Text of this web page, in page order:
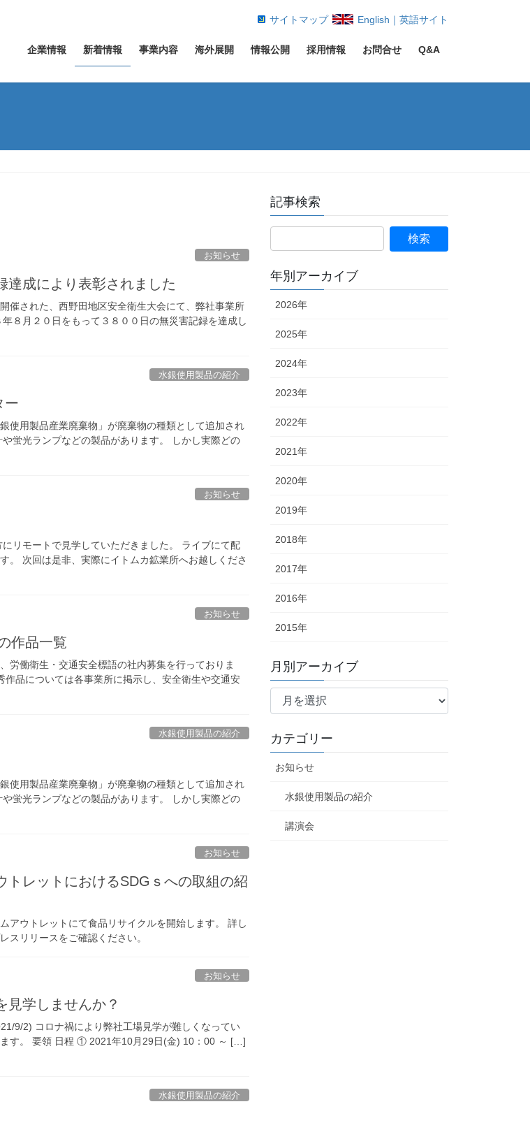
サイトマップ English｜英語サイト
企業情報 新着情報 事業内容 海外展開 情報公開 採用情報 お問合せ Q&A
お知らせ
達成により表彰されました
催された、西野田地区安全衛生大会にて、弊社事業所
８月２０日をもって３８００日の無災害記録を達成し
水銀使用製品の紹介
ー
使用製品産業廃棄物」が廃棄物の種類として追加され
蛍光ランプなどの製品があります。 しかし実際どの
お知らせ
リモートで見学していただきました。 ライブにて配
。 次回は是非、実際にイトムカ鉱業所へお越しくださ
お知らせ
作品一覧
労働衛生・交通安全標語の社内募集を行っておりま
品については各事業所に掲示し、安全衛生や交通安
水銀使用製品の紹介
使用製品産業廃棄物」が廃棄物の種類として追加され
蛍光ランプなどの製品があります。 しかし実際どの
お知らせ
レットにおけるSDGｓへの取組の紹
アウトレットにて食品リサイクルを開始します。 詳し
スリリースをご確認ください。
お知らせ
見学しませんか？
9/2) コロナ禍により弊社工場見学が難しくなってい
す。 要領 日程 ① 2021年10月29日(金) 10：00 ～ […]
水銀使用製品の紹介
記事検索
年別アーカイブ
2026年
2025年
2024年
2023年
2022年
2021年
2020年
2019年
2018年
2017年
2016年
2015年
月別アーカイブ
月
ー
カ
イ
カテゴリー
お知らせ
水銀使用製品の紹介
講演会